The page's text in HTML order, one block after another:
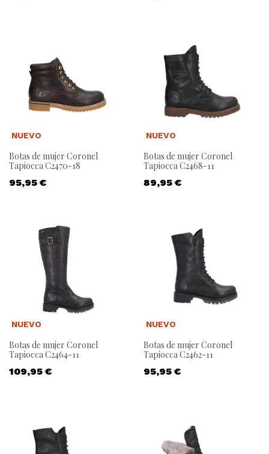
Botas de mujer Coronel
Tapiocca C2470-18
Precio
95,95 €
NUEVO
Botas de mujer Coronel
Tapiocca C2468-11
Precio
89,95 €
NUEVO
Botas de mujer Coronel
Tapiocca C2464-11
Precio
109,95 €
NUEVO
Botas de mujer Coronel
Tapiocca C2462-11
Precio
95,95 €
NUEVO